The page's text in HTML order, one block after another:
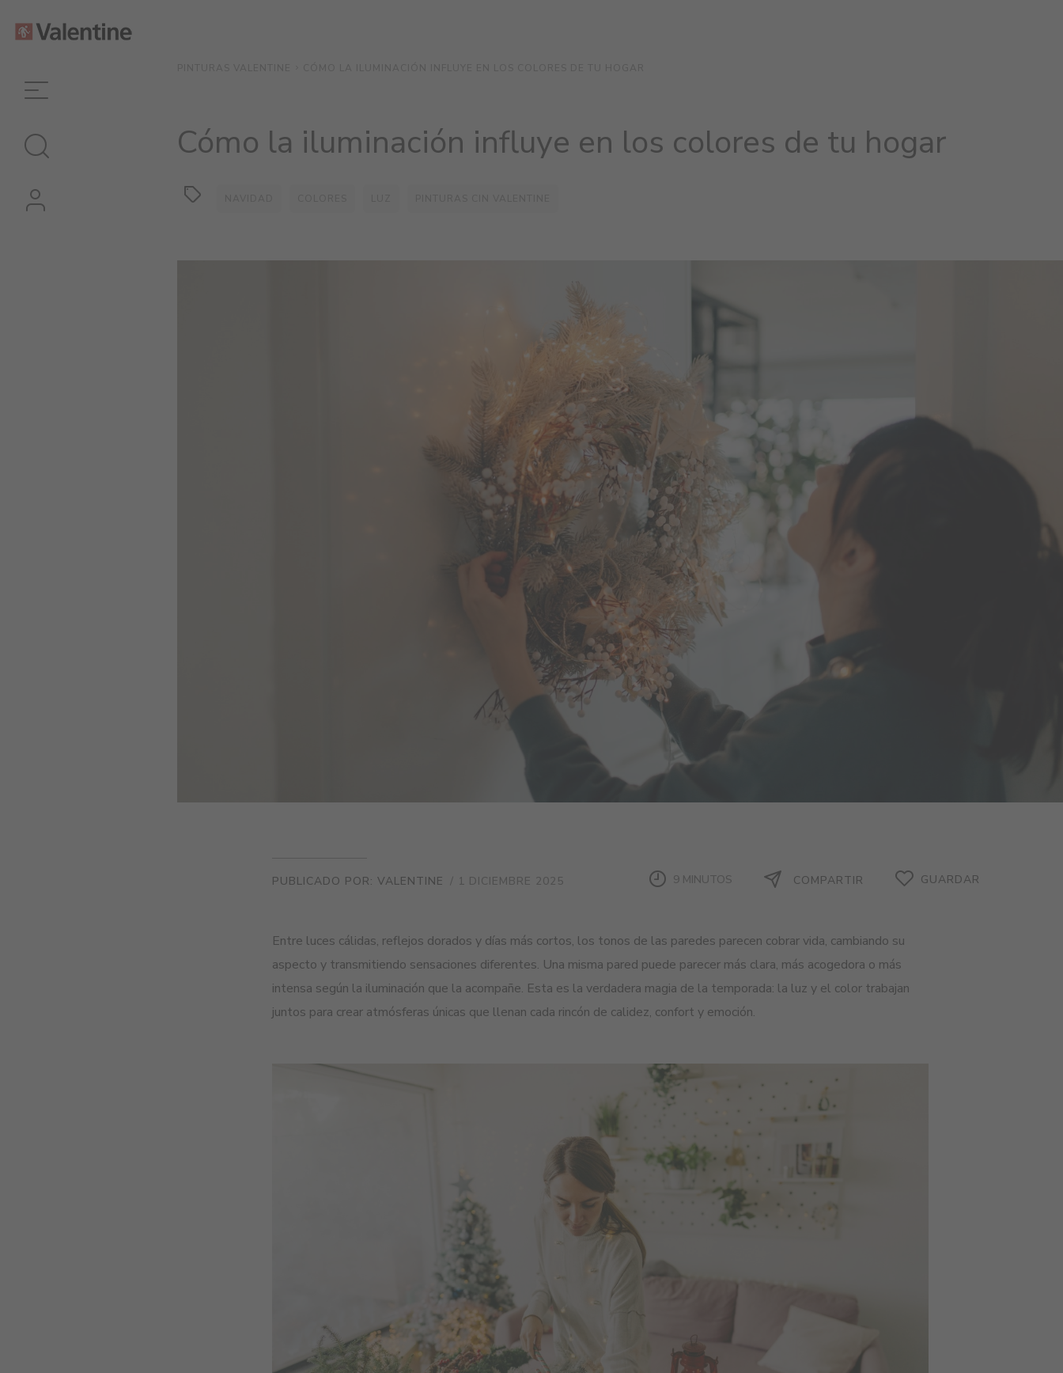
Cómo
iluminación
transforma
los
colores
Cómo la iluminación influye en los colores de tu hogar
PUBLICADO POR: VALENTINE / 1 DICIEMBRE 2025 9 MINUTOS COMPARTIR GUARDAR
Entre luces cálidas, reflejos dorados y días más cortos, los tonos de las paredes parecen cobrar vida, cambiando su
aspecto y transmitiendo sensaciones diferentes. Una misma pared puede parecer más clara, más acogedora o más
intensa según la iluminación que la acompañe. Esta es la verdadera magia de la temporada: la luz y el color trabajan
juntos para crear atmósferas únicas que llenan cada rincón de calidez, confort y emoción.